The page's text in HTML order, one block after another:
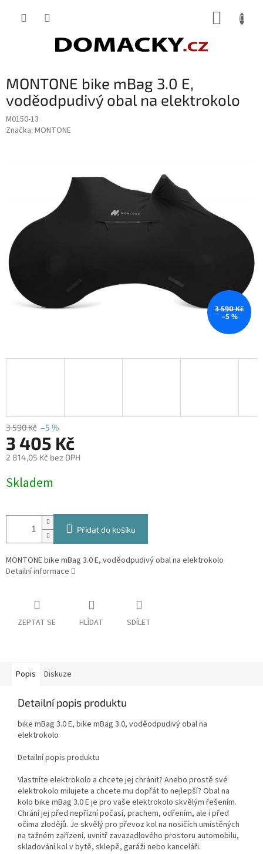
MONTONE bike mBag 3.0 E,
voděodpudivý obal na elektrokolo
M0150-13
Značka: MONTONE
3 590 Kč
–5 %
3 590 Kč –5 %
3 405 Kč
2 814,05 Kč bez DPH
cena:
Skladem
Přidat do košíku
MONTONE bike mBag 3.0 E, voděodpudivý obal na elektrokolo
Detailní informace
ZEPTAT SE HLÍDAT SDÍLET
Popis Diskuze
Detailní popis produktu
bike mBag 3.0 E, bike mBag 3.0, voděodpudivý obal na
elektrokolo
Detailní popis produktu
Vlastníte elektrokolo a chcete jej chránit? Anebo prostě své
elektrokolo milujete a chcete mu dopřát to nejlepší? Obal na
kolo bike mBag 3.0 E je pro vaše elektrokolo skvělým řešením.
Chrání jej před nepřízní počasí, prachem, odřením, ale i před
očima zlodějů. Je skvělý pro převoz kol na nosičích umístěných
na tažném zařízení, uvnitř zavazadlového prostoru automobilu,
skladování kol v bytě, sklepě, garáži nebo kanceláři.